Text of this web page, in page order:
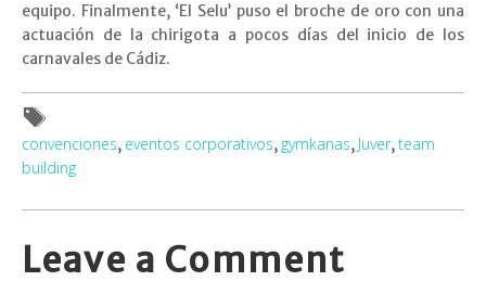
equipo. Finalmente, ‘El Selu’ puso el broche de oro con una
actuación de la chirigota a pocos días del inicio de los
carnavales de Cádiz.
convenciones, eventos corporativos, gymkanas, Juver,team
building
Leave a Comment